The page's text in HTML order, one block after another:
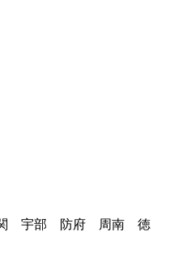
宇部 防府 周南 徳